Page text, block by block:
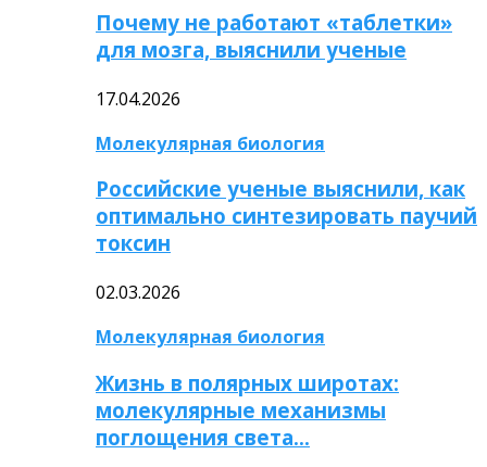
Почему не работают «таблетки»
для мозга, выяснили ученые
17.04.2026
Молекулярная биология
Российские ученые выяснили, как
оптимально синтезировать паучий
токсин
02.03.2026
Молекулярная биология
Жизнь в полярных широтах:
молекулярные механизмы
поглощения света…